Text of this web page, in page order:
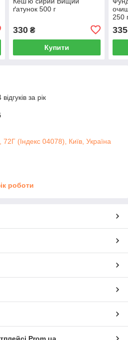
ґатунок 500 г
330₴
Купити
250
335
за рік
72Г (Індекс 04078), Київ, Україна
роботи
Prom.ua